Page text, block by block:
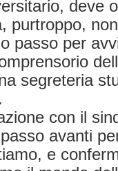
deve
purtroppo,
passo per
segreteria
con il
avanti
e